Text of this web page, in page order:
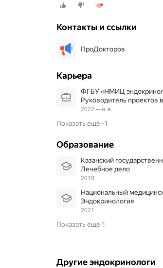
Контакты и ссылки
ПроДокторов
Карьера
ФГБУ «НМИЦ
Руководитель
2022 — н. в.
Показать ещё -1
Образование
Казанский
Лечебное дело
2018
Национальный
Эндокринология
2021
Показать ещё 1
Другие эндокринологи